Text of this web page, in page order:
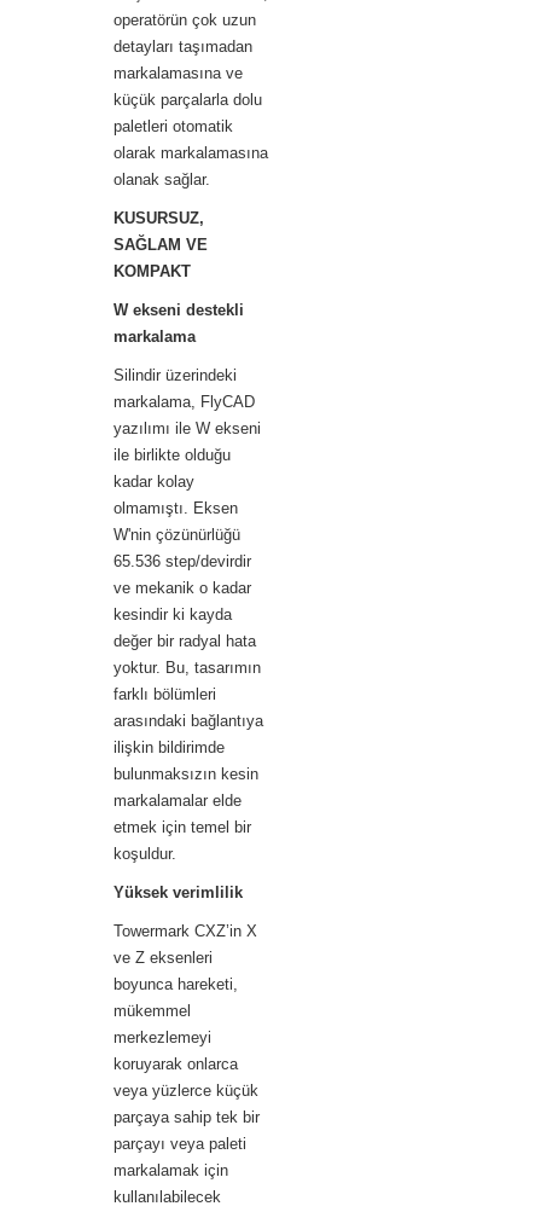
operatörün çok uzun
detayları taşımadan
markalamasına ve
küçük parçalarla dolu
paletleri otomatik
olarak markalamasına
olanak sağlar.
KUSURSUZ,
SAĞLAM VE
KOMPAKT
W ekseni destekli
markalama
Silindir üzerindeki
markalama, FlyCAD
yazılımı ile W ekseni
ile birlikte olduğu
kadar kolay
olmamıştı. Eksen
W'nin çözünürlüğü
65.536 step/devirdir
ve mekanik o kadar
kesindir ki kayda
değer bir radyal hata
yoktur. Bu, tasarımın
farklı bölümleri
arasındaki bağlantıya
ilişkin bildirimde
bulunmaksızın kesin
markalamalar elde
etmek için temel bir
koşuldur.
Yüksek verimlilik
Towermark CXZ’in X
ve Z eksenleri
boyunca hareketi,
mükemmel
merkezlemeyi
koruyarak onlarca
veya yüzlerce küçük
parçaya sahip tek bir
parçayı veya paleti
markalamak için
kullanılabilecek